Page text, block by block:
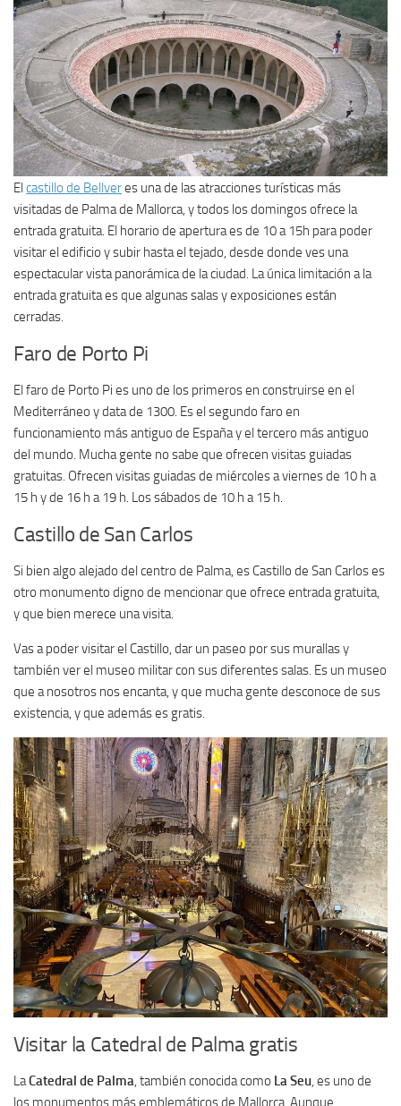
El castillo de Bellveres una de las atracciones turísticas más
visitadas de Palma de Mallorca, y todos los domingos ofrece la
entrada gratuita. El horario de apertura es de 10 a 15h para poder
visitar el edificio y subir hasta el tejado, desde donde ves una
espectacular vista panorámica de la ciudad. La única limitación a la
entrada gratuita es que algunas salas y exposiciones están
cerradas.
Faro de Porto Pi
El faro de Porto Pi es uno de los primeros en construirse en el
Mediterráneo y data de 1300. Es el segundo faro en
funcionamiento más antiguo de España y el tercero más antiguo
del mundo. Mucha gente no sabe que ofrecen visitas guiadas
gratuitas. Ofrecen visitas guiadas de miércoles a viernes de 10 h a
15 h y de 16 h a 19 h. Los sábados de 10 h a 15 h.
Castillo de San Carlos
Si bien algo alejado del centro de Palma, es Castillo de San Carlos es
otro monumento digno de mencionar que ofrece entrada gratuita,
y que bien merece una visita.
Vas a poder visitar el Castillo, dar un paseo por sus murallas y
también ver el museo militar con sus diferentes salas. Es un museo
que a nosotros nos encanta, y que mucha gente desconoce de sus
existencia, y que además es gratis.
Visitar la Catedral de Palma gratis
LaCatedral de Palma , también conocida como La Seu , es uno de
los monumentos más emblemáticos de Mallorca. Aunque